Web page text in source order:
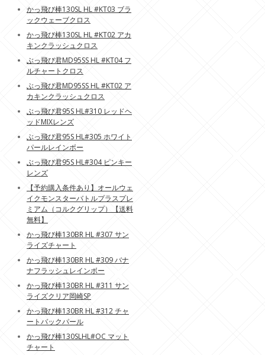
かっ飛び棒130SL HL #KT03 ブラ
ックウェーブクロス
かっ飛び棒130SL HL #KT02 アカ
キンクラッシュクロス
ぶっ飛び君MD95SS HL #KT04 フ
ルチャートクロス
ぶっ飛び君MD95SS HL #KT02 ア
カキンクラッシュクロス
ぶっ飛び君95S HL#310 レッドヘ
ッドMIXレンズ
ぶっ飛び君95S HL#305 ホワイト
パールレインボー
ぶっ飛び君95S HL#304 ピンキー
レンズ
【予約購入条件あり】オールウェ
イクモンスターバトルプラスプレ
ミアム（コルクグリップ）【送料
無料】
かっ飛び棒130BR HL #307 サン
ライズチャート
かっ飛び棒130BR HL #309 バナ
ナフラッシュレインボー
かっ飛び棒130BR HL #311 サン
ライズクリア岡崎SP
かっ飛び棒130BR HL #312 チャ
ートバックパール
かっ飛び棒130SLHL#OC マット
チャート